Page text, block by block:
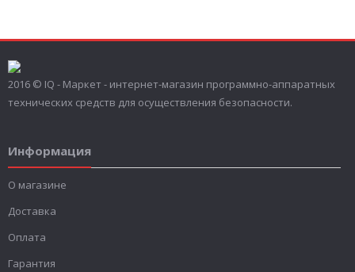
2016 © IQ - Маркет - интернет-магазин программно-аппаратных
технических средств для осуществления безопасности.
Информация
О магазине
Доставка
Оплата
Гарантия